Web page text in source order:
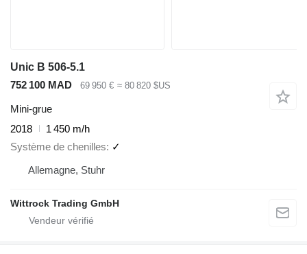
Unic B 506-5.1
752 100 MAD
69 950 € ≈ 80 820 $US
Mini-grue
2018
1 450 m/h
Système de chenilles
✓
Allemagne, Stuhr
Wittrock Trading GmbH